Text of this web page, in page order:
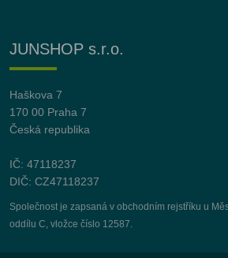
JUNSHOP s.r.o.
Haškova 7
170 00 Praha 7
Česká republika
IČ: 47118237
DIČ: CZ47118237
Společnost je zapsaná v obchodním rejstříku u
oddílu C, vložce číslo 12587.